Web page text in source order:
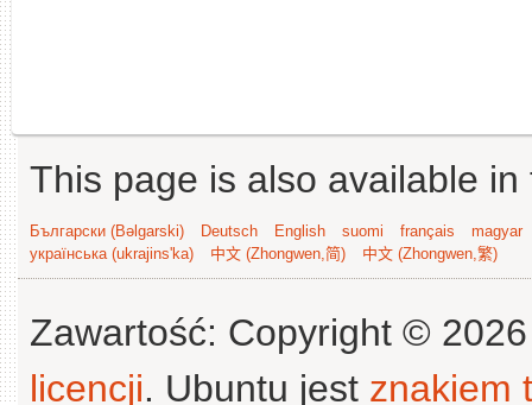
This page is also available
Български (Bəlgarski) Deutsch English suomi français
magyar
українська (ukrajins'ka)
中文 (Zhongwen,简) 中文 (Zhongwen,繁)
Zawartość: Copyright ©
licencji. Ubuntu jest znakiem